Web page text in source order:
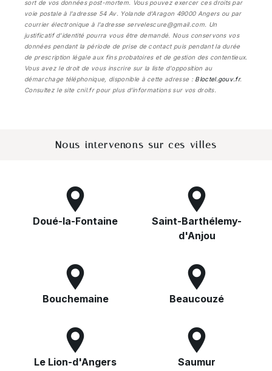
sort de vos données post-mortem. Vous pouvez exercer ces droits par
voie postale à l'adresse 54 Av. Yolande d'Aragon 49000 Angers ou par
courrier électronique à l'adresse servelescure@gmail.com. Un
justificatif d'identité pourra vous être demandé. Nous conservons vos
données pendant la période de prise de contact puis pendant la durée
de prescription légale aux fins probatoires et de gestion des contentieux.
Vous avez le droit de vous inscrire sur la liste d'opposition au
démarchage téléphonique, disponible à cette adresse : Bloctel.gouv.fr.
Consultez le site cnil.fr pour plus d’informations sur vos droits.
Nous intervenons sur ces villes
Doué-la-Fontaine
Saint-Barthélemy-
d'Anjou
Bouchemaine Beaucouzé
Le Lion-d'Angers Saumur